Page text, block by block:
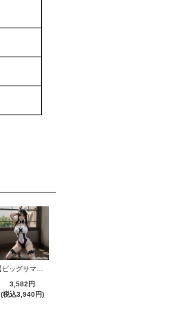
3,582円
(税込3,940円)